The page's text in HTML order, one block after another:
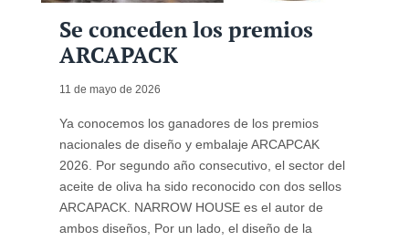
Se conceden los premios
ARCAPACK
11 de mayo de 2026
Ya conocemos los ganadores de los premios
nacionales de diseño y embalaje ARCAPCAK
2026. Por segundo año consecutivo, el sector del
aceite de oliva ha sido reconocido con dos sellos
ARCAPACK. NARROW HOUSE es el autor de
ambos diseños, Por un lado, el diseño de la